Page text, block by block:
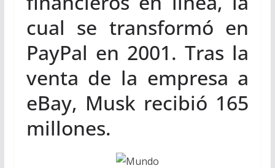
cual se transformó en
PayPal en 2001. Tras la
venta de la empresa a
eBay, Musk recibió 165
millones.